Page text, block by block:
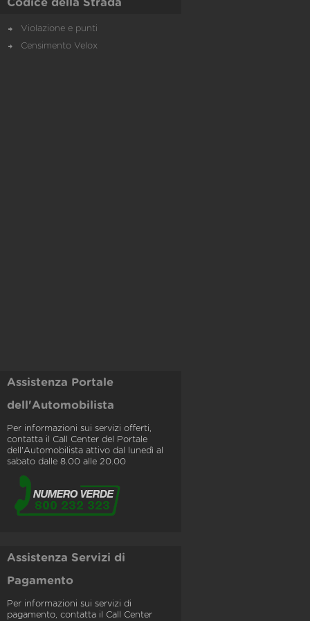
Codice della Strada
Violazione e punti
Censimento Velox
Assistenza Portale
dell'Automobilista
Per informazioni sui servizi offerti,
contatta il Call Center del Portale
dell'Automobilista attivo dal lunedì al
sabato dalle 8.00 alle 20.00
Assistenza Servizi di
Pagamento
Per informazioni sui servizi di
pagamento, contatta il Call Center